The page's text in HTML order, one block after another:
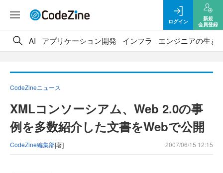
ログイン
新規
会員登録
AI アプリケーション開発 インフラ エンジニアの生き
CodeZineニュース
XMLコンソーシアム、Web 2.0の事
例を多数紹介した文書をWebで公開
CodeZine編集部[著] 2007/06/15 12:15